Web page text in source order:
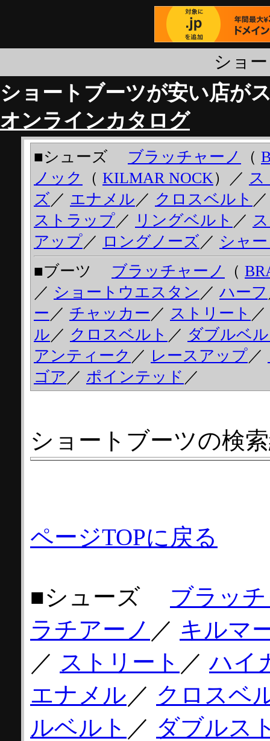
ショ
ショートブーツが安い店が
オンラインカタログ
■シューズ ブラッチャーノ （
ノック
（ KILMAR NOCK）／ ス
ズ／ エナメル／ クロスベルト
ストラップ／ リングベルト ／
アップ／ ロングノーズ／ シャ
■ブーツ ブラッチャーノ （
／ ショートウエスタン ／ ハーフ
ー ／ チャッカー ／ ストリート ／
ル／ クロスベルト ／ ダブルベ
アンティーク ／ レースアップ／
ゴア ／ ポインテッド ／
ショートブーツの検
ページTOPに戻る
■シューズ ブラッ
ラチアーノ ／ キルマ
／ ストリート ／ハイ
エナメル／ クロスベ
ルベルト ／ ダブルス